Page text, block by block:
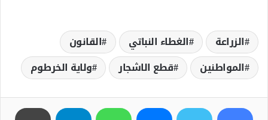
الزراعة الغطاء النباتي
القانون
المواطنين
قطع الاشجار ولاية الخرطوم